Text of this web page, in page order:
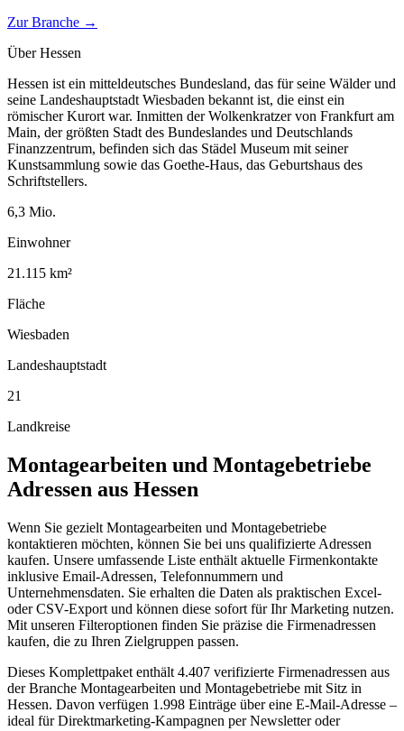
Zur Branche →
ÜberHessen
Hessen ist ein mitteldeutsches Bundesland, das für seine Wälder und
seine Landeshauptstadt Wiesbaden bekannt ist, die einst ein
römischer Kurort war. Inmitten der Wolkenkratzer von Frankfurt am
Main, der größten Stadt des Bundeslandes und Deutschlands
Finanzzentrum, befinden sich das Städel Museum mit seiner
Kunstsammlung sowie das Goethe-Haus, das Geburtshaus des
Schriftstellers.
6,3 Mio.
Einwohner
21.115 km²
Fläche
Wiesbaden
Landeshauptstadt
21
Landkreise
Montagearbeiten und Montagebetriebe
Adressen aus Hessen
Wenn Sie gezielt Montagearbeiten und Montagebetriebe
kontaktieren möchten, können Sie bei uns qualifizierte Adressen
kaufen. Unsere umfassende Liste enthält aktuelle Firmenkontakte
inklusive Email-Adressen, Telefonnummern und
Unternehmensdaten. Sie erhalten die Daten als praktischen Excel-
oder CSV-Export und können diese sofort für Ihr Marketing nutzen.
Mit unseren Filteroptionen finden Sie präzise die Firmenadressen
kaufen, die zu Ihren Zielgruppen passen.
Dieses Komplettpaket enthält 4.407 verifizierte Firmenadressen aus
der Branche Montagearbeiten und Montagebetriebe mit Sitz in
Hessen. Davon verfügen 1.998 Einträge über eine E-Mail-Adresse –
ideal für Direktmarketing-Kampagnen per Newsletter oder